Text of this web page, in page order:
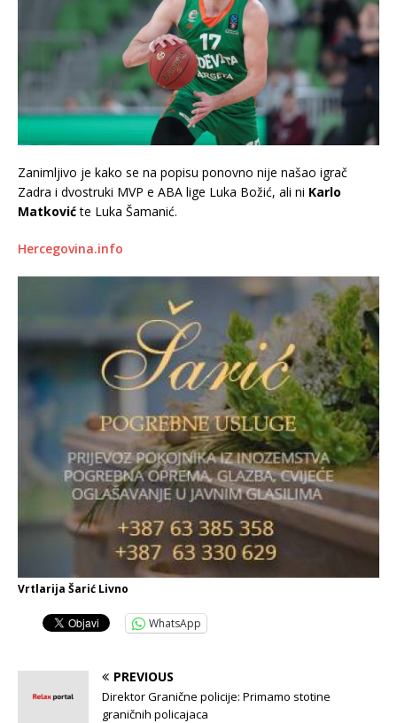
Zanimljivo je kako se na popisu ponovno nije našao igrač
Zadra i dvostruki MVP e ABA lige Luka Božić, ali ni Karlo
Matkovićte Luka Šamanić.
Hercegovina.info
Vrtlarija Šarić Livno
WhatsApp
PREVIOUS
Direktor Granične policije: Primamo stotine
graničnih policajaca